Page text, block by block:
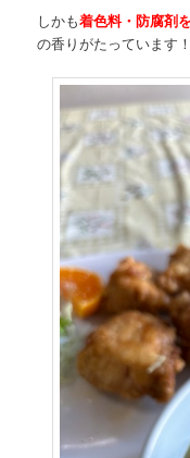
しかも着色料・防腐剤
の香りがたっています！